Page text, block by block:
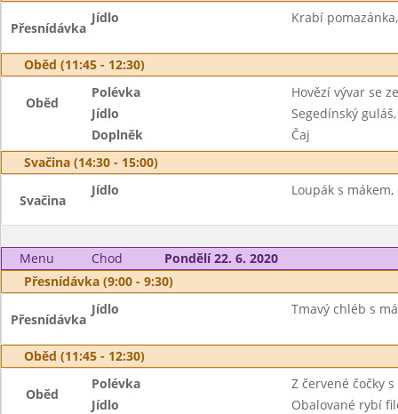
Přesnídávka
Jídlo Krabí
Oběd (11:45 - 12:30)
Oběd
Polévka
Hovězí vývar se
Jídlo
Segedínský
Doplněk
Čaj
Svačina (14:30 - 15:00)
Svačina
Jídlo Loupák s mákem,
Menu Chod
Pondělí 22. 6. 2020
Přesnídávka (9:00 - 9:30)
Přesnídávka
Jídlo Tmavý chléb s
Oběd (11:45 - 12:30)
Oběd
Polévka
Z červené čočky
Jídlo
Obalované rybí